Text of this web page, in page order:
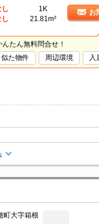
し
し
1K
21.81m²
お
たん無料問合せ！
似た物件 周辺環境 入
町大字箱根